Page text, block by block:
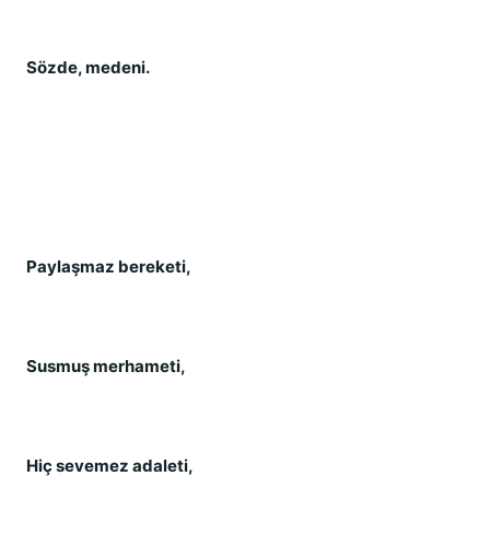
Sözde, medeni.
Paylaşmaz bereketi,
Susmuş merhameti,
Hiç sevemez adaleti,